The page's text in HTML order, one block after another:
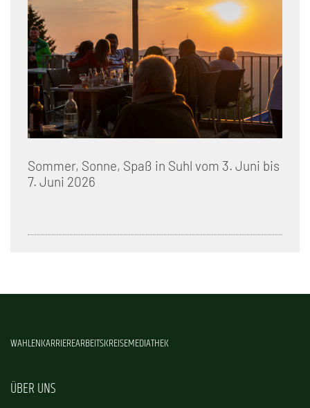
Sommer, Sonne, Spaß in Suhl vom 3. Juni bis
7. Juni 2026
WAHLENKARRIEREARBEITSKREISEMEDIATHEK
ÜBER UNS